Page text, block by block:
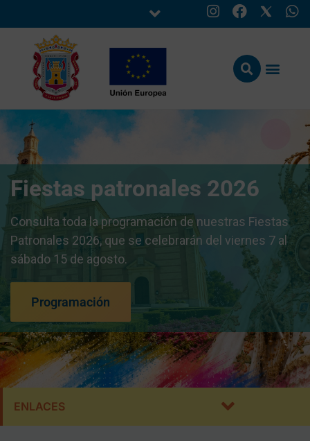
Fiestas patronales 2026
Consulta toda la programación de nuestras Fiestas
Patronales 2026, que se celebrarán del viernes 7 al
sábado 15 de agosto.
Programación
ENLACES